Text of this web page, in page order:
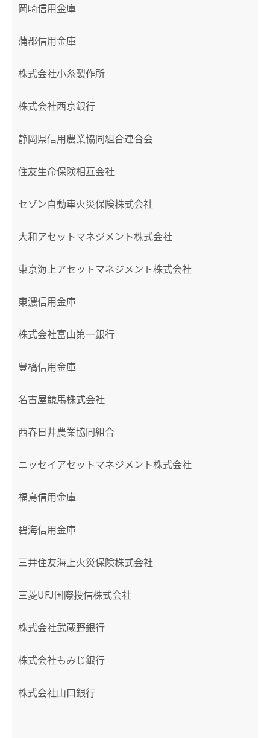
岡崎信用金庫
蒲郡信用金庫
株式会社小糸製作所
株式会社西京銀行
静岡県信用農業協同組合連合会
住友生命保険相互会社
セゾン自動車火災保険株式会社
大和アセットマネジメント株式会社
東京海上アセットマネジメント株式会社
東濃信用金庫
株式会社富山第一銀行
豊橋信用金庫
名古屋競馬株式会社
西春日井農業協同組合
ニッセイアセットマネジメント株式会社
福島信用金庫
碧海信用金庫
三井住友海上火災保険株式会社
三菱UFJ国際投信株式会社
株式会社武蔵野銀行
株式会社もみじ銀行
株式会社山口銀行